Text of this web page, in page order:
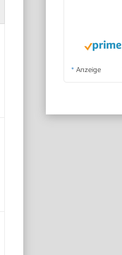
* Anzeige